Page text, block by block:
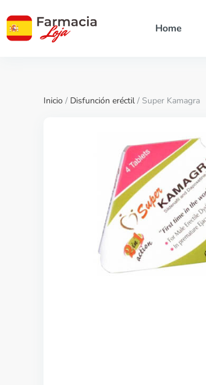
Home
Inicio / Disfunción eréctil / Super Kamagra